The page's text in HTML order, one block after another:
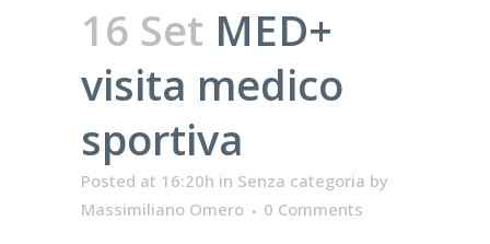
16 Set MED+
visita medico
sportiva
Posted at 16:20h in Senza categoria by
Massimiliano Omero
0 Comments